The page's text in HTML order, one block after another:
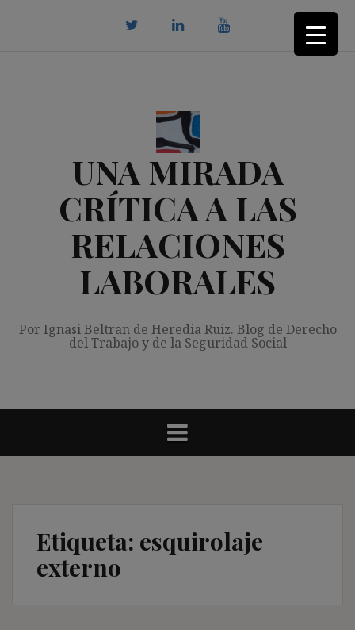
UNA MIRADA
CRÍTICA A LAS
RELACIONES
LABORALES
Por Ignasi Beltran de Heredia Ruiz. Blog de Derecho
del Trabajo y de la Seguridad Social
Etiqueta: esquirolaje
externo